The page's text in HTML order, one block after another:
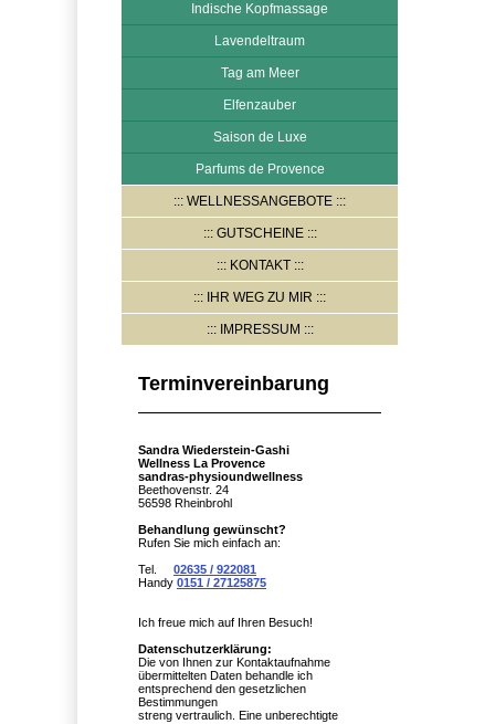
Indische Kopfmassage
Lavendeltraum
Tag am Meer
Elfenzauber
Saison de Luxe
Parfums de Provence
WELLNESSANGEBOTE
GUTSCHEINE
KONTAKT
IHR WEG ZU MIR
IMPRESSUM
Terminvereinbarung
Sandra Wiederstein-Gashi
Wellness La Provence
sandras-physioundwellness
Beethovenstr. 24
56598 Rheinbrohl
Behandlung gewünscht?
Rufen Sie mich einfach an:
Tel. 02635 / 922081
Handy 0151 / 27125875
Ich freue mich auf Ihren Besuch!
Datenschutzerklärung:
Die von Ihnen zur Kontaktaufnahme
übermittelten Daten behandle ich
entsprechend den gesetzlichen
Bestimmungen
streng vertraulich. Eine unberechtigte